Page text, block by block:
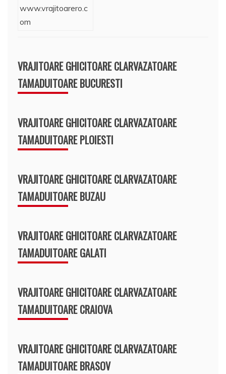
VRAJITOARE GHICITOARE CLARVAZATOARE
TAMADUITOARE BUCURESTI
VRAJITOARE GHICITOARE CLARVAZATOARE
TAMADUITOARE PLOIESTI
VRAJITOARE GHICITOARE CLARVAZATOARE
TAMADUITOARE BUZAU
VRAJITOARE GHICITOARE CLARVAZATOARE
TAMADUITOARE GALATI
VRAJITOARE GHICITOARE CLARVAZATOARE
TAMADUITOARE CRAIOVA
VRAJITOARE GHICITOARE CLARVAZATOARE
TAMADUITOARE BRASOV